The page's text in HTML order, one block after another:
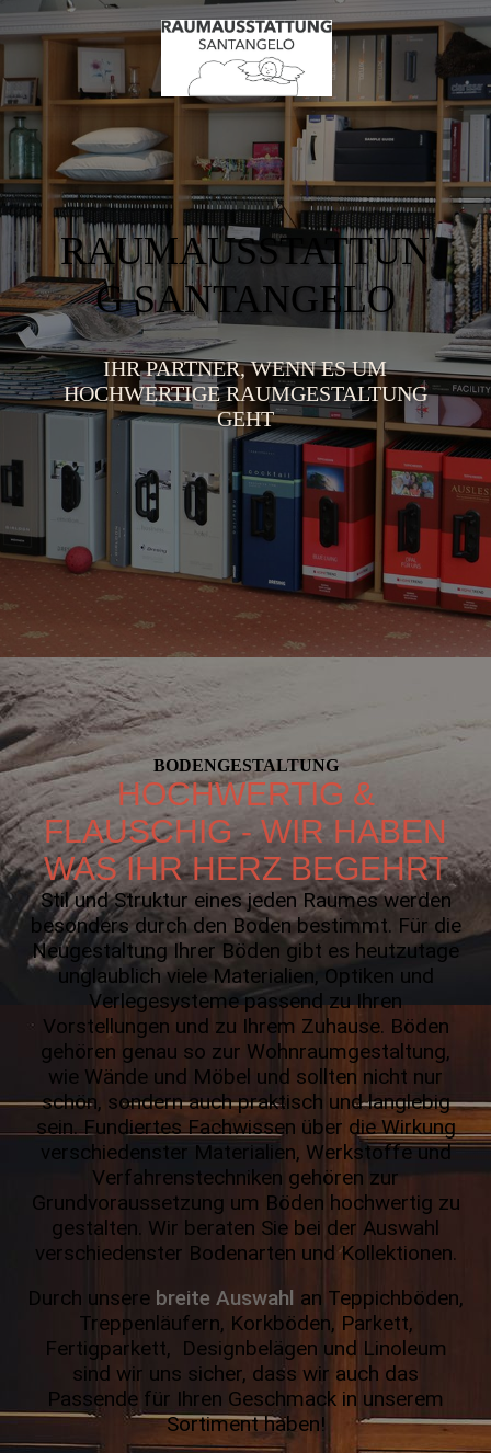
RAUMAUSSTATTUN
G SANTANGELO
IHR PARTNER, WENN ES UM
HOCHWERTIGE RAUMGESTALTUNG
GEHT
BODEN­GESTALTUNG
HOCHWERTIG &
FLAUSCHIG - WIR HABEN
WAS IHR HERZ BEGEHRT
Stil und Struktur eines jeden Raumes werden
besonders durch den Boden bestimmt. Für die
Neugestaltung Ihrer Böden gibt es heutzutage
unglaublich viele Materialien, Optiken und
Verlegesysteme passend zu Ihren
Vorstellungen und zu Ihrem Zuhause. Böden
gehören genau so zur Wohnraumgestaltung,
wie Wände und Möbel und sollten nicht nur
schön, sondern auch praktisch und langlebig
sein. Fundiertes Fachwissen über die Wirkung
verschie­denster Materialien, Werkstoffe und
Verfahrenstechniken gehören zur
Grundvoraussetzung um Böden hochwertig zu
gestalten. Wir beraten Sie bei der Auswahl
verschiedenster Bodenarten und Kollektionen.
Durch unsere breite Auswahl an Teppichböden,
Treppenläufern, Korkböden, Parkett,
Fertigparkett, Designbelägen und Linoleum
sind wir uns sicher, dass wir auch das
Passende für Ihren Geschmack in unserem
Sortiment haben!